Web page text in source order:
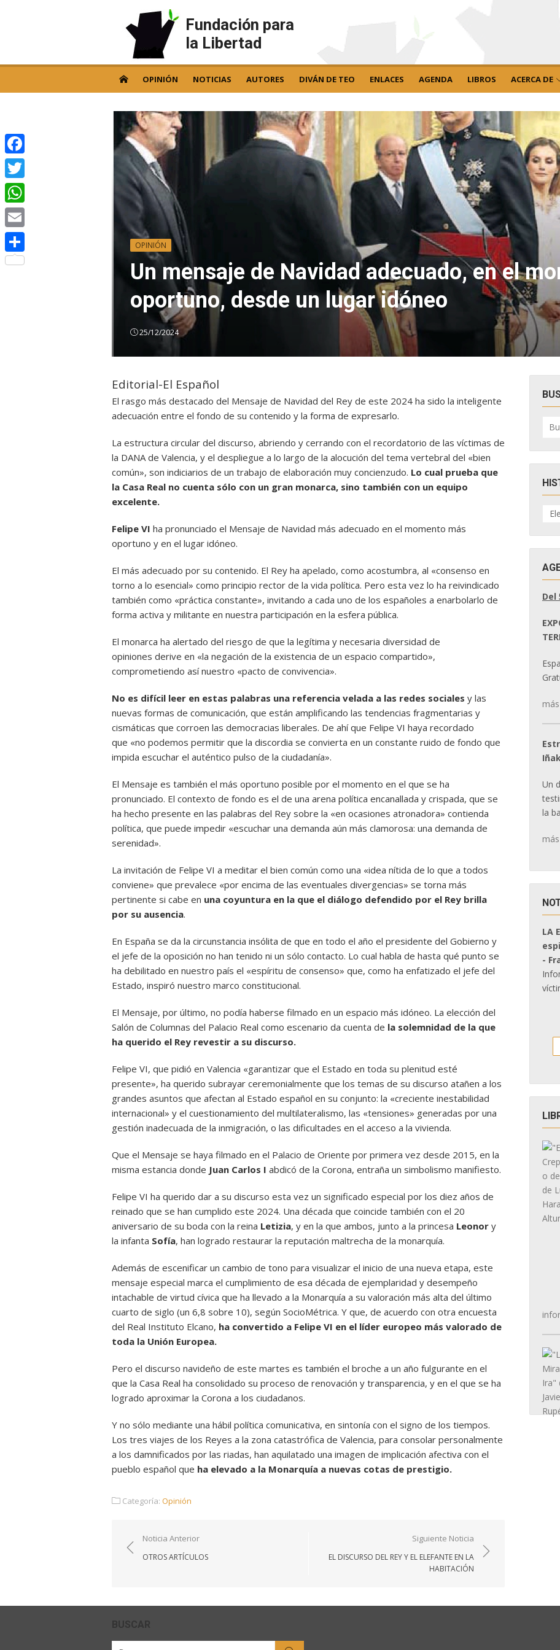
Fundación para
la Libertad
OPINIÓN NOTICIAS AUTORES DIVÁN DE TEO ENLACES AGENDA LIBROS ACERCA DE
OPINIÓN
Un mensaje de Navidad adecuado, en el
oportuno, desde un lugar idóneo
25/12/2024
Editorial-El Español
El rasgo más destacado del Mensaje de Navidad del Rey de este 2024 ha sido la inteligente
adecuación entre el fondo de su contenido y la forma de expresarlo.
La estructura circular del discurso, abriendo y cerrando con el recordatorio de las víctimas de
la DANA de Valencia, y el despliegue a lo largo de la alocución del tema vertebral del «bien
común», son indiciarios de un trabajo de elaboración muy concienzudo. Lo cual prueba que
la Casa Real no cuenta sólo con un gran monarca, sino también con un equipo
excelente.
Felipe VI ha pronunciado el Mensaje de Navidad más adecuado en el momento más
oportuno y en el lugar idóneo.
El más adecuado por su contenido. El Rey ha apelado, como acostumbra, al «consenso en
torno a lo esencial» como principio rector de la vida política. Pero esta vez lo ha reivindicado
también como «práctica constante», invitando a cada uno de los españoles a enarbolarlo de
forma activa y militante en nuestra participación en la esfera pública.
El monarca ha alertado del riesgo de que la legítima y necesaria diversidad de
opiniones derive en «la negación de la existencia de un espacio compartido»,
comprometiendo así nuestro «pacto de convivencia».
No es difícil leer en estas palabras una referencia velada a las redes sociales y las
nuevas formas de comunicación, que están amplificando las tendencias fragmentarias y
cismáticas que corroen las democracias liberales. De ahí que Felipe VI haya recordado
que «no podemos permitir que la discordia se convierta en un constante ruido de fondo que
impida escuchar el auténtico pulso de la ciudadanía».
El Mensaje es también el más oportuno posible por el momento en el que se ha
pronunciado. El contexto de fondo es el de una arena política encanallada y crispada, que se
ha hecho presente en las palabras del Rey sobre la «en ocasiones atronadora» contienda
política, que puede impedir «escuchar una demanda aún más clamorosa: una demanda de
serenidad».
La invitación de Felipe VI a meditar el bien común como una «idea nítida de lo que a todos
conviene» que prevalece «por encima de las eventuales divergencias» se torna más
pertinente si cabe en una coyuntura en la que el diálogo defendido por el Rey brilla
por su ausencia.
En España se da la circunstancia insólita de que en todo el año el presidente del Gobierno y
el jefe de la oposición no han tenido ni un sólo contacto. Lo cual habla de hasta qué punto se
ha debilitado en nuestro país el «espíritu de consenso» que, como ha enfatizado el jefe del
Estado, inspiró nuestro marco constitucional.
El Mensaje, por último, no podía haberse filmado en un espacio más idóneo. La elección del
Salón de Columnas del Palacio Real como escenario da cuenta de la solemnidad de la que
ha querido el Rey revestir a su discurso.
Felipe VI, que pidió en Valencia «garantizar que el Estado en toda su plenitud esté
presente», ha querido subrayar ceremonialmente que los temas de su discurso atañen a los
grandes asuntos que afectan al Estado español en su conjunto: la «creciente inestabilidad
internacional» y el cuestionamiento del multilateralismo, las «tensiones» generadas por una
gestión inadecuada de la inmigración, o las dificultades en el acceso a la vivienda.
Que el Mensaje se haya filmado en el Palacio de Oriente por primera vez desde 2015, en la
misma estancia donde Juan Carlos I abdicó de la Corona, entraña un simbolismo manifiesto.
Felipe VI ha querido dar a su discurso esta vez un significado especial por los diez años de
reinado que se han cumplido este 2024. Una década que coincide también con el 20
aniversario de su boda con la reina Letizia, y en la que ambos, junto a la princesa Leonor y
la infanta Sofía, han logrado restaurar la reputación maltrecha de la monarquía.
Además de escenificar un cambio de tono para visualizar el inicio de una nueva etapa, este
mensaje especial marca el cumplimiento de esa década de ejemplaridad y desempeño
intachable de virtud cívica que ha llevado a la Monarquía a su valoración más alta del último
cuarto de siglo (un 6,8 sobre 10), según SocioMétrica. Y que, de acuerdo con otra encuesta
del Real Instituto Elcano, ha convertido a Felipe VI en el líder europeo más valorado de
toda la Unión Europea.
Pero el discurso navideño de este martes es también el broche a un año fulgurante en el
que la Casa Real ha consolidado su proceso de renovación y transparencia, y en el que se ha
logrado aproximar la Corona a los ciudadanos.
Y no sólo mediante una hábil política comunicativa, en sintonía con el signo de los tiempos.
Los tres viajes de los Reyes a la zona catastrófica de Valencia, para consolar personalmente
a los damnificados por las riadas, han aquilatado una imagen de implicación afectiva con el
pueblo español que ha elevado a la Monarquía a nuevas cotas de prestigio.
Categoría: Opinión
Navegación
de
Noticia Anterior
OTROS ARTÍCULOS
Siguiente Noticia
EL DISCURSO DEL REY Y EL ELEFANTE EN LA
HABITACIÓN
por:
DE
Del
Un
la
LA
-
BUSCAR
Buscar
Facebook
Twitter
WhatsApp
Email
Compartir